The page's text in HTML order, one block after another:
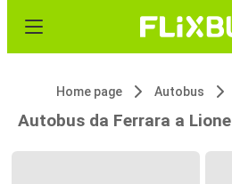
Home page Autobus
Autobus da Ferrara a Lione